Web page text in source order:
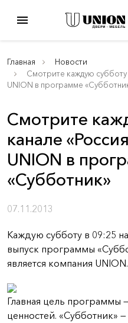
menu
Главная
Новости
Смотрите каждую субботу
UNION в программе
Смотрите
канале
UNION в
«Субботник»
07.11.2013
Каждую субботу в 09:25
выпуск программы
является компания UNION.
Главная цель
ценностей. «Субботник»